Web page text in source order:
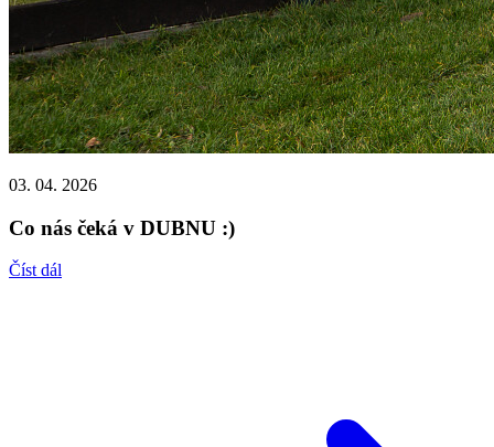
03. 04. 2026
Co nás čeká v DUBNU :)
Číst dál